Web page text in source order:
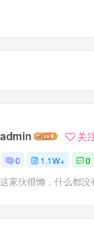
admin 关
0 1.1W+ 0
这家伙很懒，什么都没